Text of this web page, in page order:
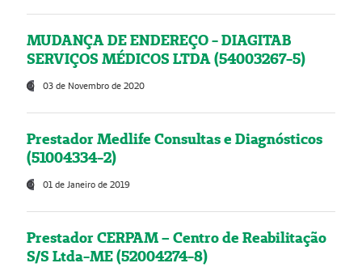
MUDANÇA DE ENDEREÇO - DIAGITAB
SERVIÇOS MÉDICOS LTDA (54003267-5)
03 de Novembro de 2020
Prestador Medlife Consultas e Diagnósticos
(51004334-2)
01 de Janeiro de 2019
Prestador CERPAM – Centro de Reabilitação
S/S Ltda-ME (52004274-8)